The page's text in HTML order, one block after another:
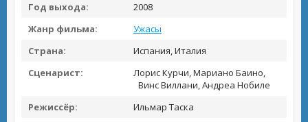
Год выхода:
2008
Жанр фильма:
Ужасы
Страна:
Испания, Италия
Сценарист:
Лорис Курчи, Мариано Баино,
Винс Виллани, Андреа Нобиле
Режиссёр:
Ильмар Таска